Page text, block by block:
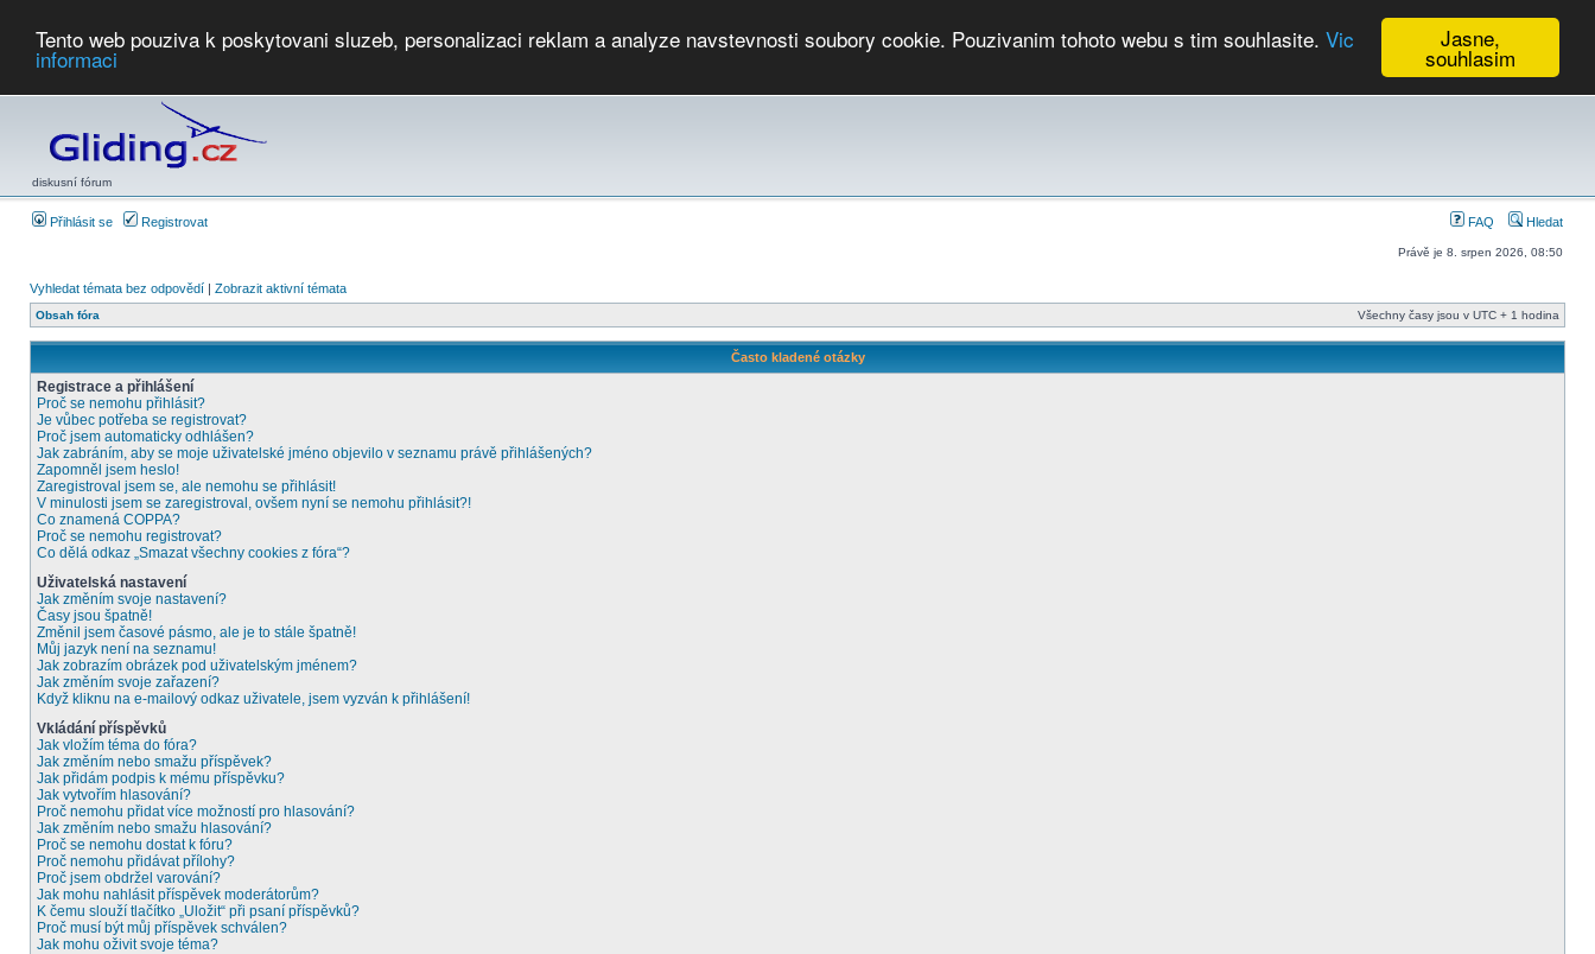
Jasne,
souhlasim
Tento web pouziva k poskytovani sluzeb, personalizaci reklam a analyze navstevnosti soubory cookie. Pouzivanim tohoto webu s tim souhlasite. Vic
informaci
diskusní fórum
Přihlásit se Registrovat FAQ Hledat
Právě je 8. srpen 2026, 08:50
Vyhledat témata bez odpovědí | Zobrazit aktivní témata
Obsah fóra Všechny časy jsou v UTC + 1 hodina
Často kladené otázky
Registrace a přihlášení
Proč se nemohu přihlásit?
Je vůbec potřeba se registrovat?
Proč jsem automaticky odhlášen?
Jak zabráním, aby se moje uživatelské jméno objevilo v seznamu právě přihlášených?
Zapomněl jsem heslo!
Zaregistroval jsem se, ale nemohu se přihlásit!
V minulosti jsem se zaregistroval, ovšem nyní se nemohu přihlásit?!
Co znamená COPPA?
Proč se nemohu registrovat?
Co dělá odkaz „Smazat všechny cookies z fóra“?
Uživatelská nastavení
Jak změním svoje nastavení?
Časy jsou špatně!
Změnil jsem časové pásmo, ale je to stále špatně!
Můj jazyk není na seznamu!
Jak zobrazím obrázek pod uživatelským jménem?
Jak změním svoje zařazení?
Když kliknu na e-mailový odkaz uživatele, jsem vyzván k přihlášení!
Vkládání příspěvků
Jak vložím téma do fóra?
Jak změním nebo smažu příspěvek?
Jak přidám podpis k mému příspěvku?
Jak vytvořím hlasování?
Proč nemohu přidat více možností pro hlasování?
Jak změním nebo smažu hlasování?
Proč se nemohu dostat k fóru?
Proč nemohu přidávat přílohy?
Proč jsem obdržel varování?
Jak mohu nahlásit příspěvek moderátorům?
K čemu slouží tlačítko „Uložit“ při psaní příspěvků?
Proč musí být můj příspěvek schválen?
Jak mohu oživit svoje téma?